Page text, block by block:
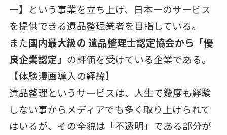
ー】という事業を立ち上げ、日本一のサービス
を提供できる遺品整理業者を目指している。
また国内最大級の 遺品整理士認定協会から「優
良企業認定」 の評価を受けている企業である。
【体験漫画導入の経緯】
遺品整理というサービスは、人生で幾度も経験
しない事からメディアでも多く取り上げられて
はいるが、その全貌は「不透明」である部分が